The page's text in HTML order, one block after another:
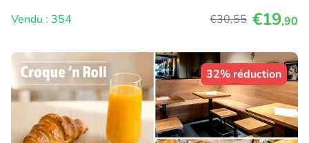
Vendu : 354
€30,55 €19,90
32% réduction